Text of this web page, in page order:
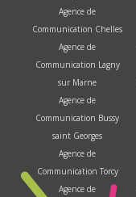
Agence de
Communication Chelles
Agence de
Communication Lagny
sur Marne
Agence de
Communication Bussy
saint Georges
Agence de
Communication Torcy
Agence de